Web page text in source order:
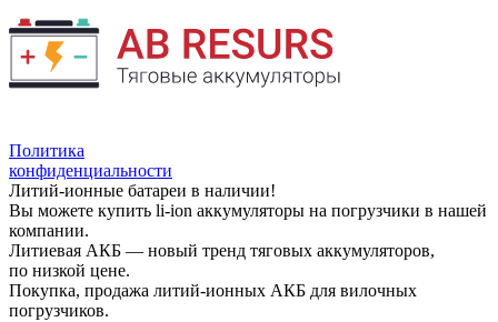
Политика
конфиденциальности
Литий-ионные батареи в наличии!
Вы можете купить li-ion аккумуляторы на погрузчики в нашей
компании.
Литиевая АКБ — новый тренд тяговых аккумуляторов,
по низкой цене.
Покупка, продажа литий-ионных АКБ для вилочных
погрузчиков.